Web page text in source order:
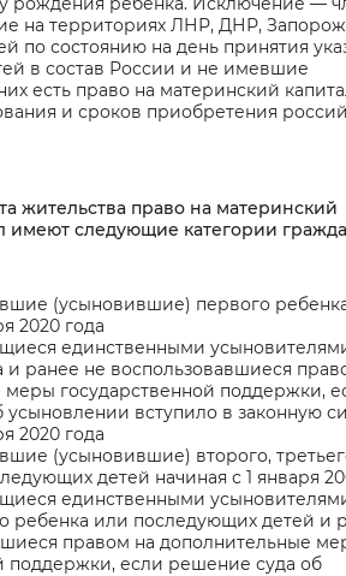
Изображения
Выключены
Звуковой ассистент
на территориях ЛНР, ДНР,
по состоянию на день принятия
в состав России и не имевшие
есть право на материнский
и сроков приобретения
жительства право на материнский
имеют следующие категории
(усыновившие) первого
2020 года
единственными
и ранее не воспользовавшиеся
государственной поддержки,
вступило в законную
2020 года
(усыновившие) второго,
детей начиная с 1 января
единственными
ребенка или последующих детей и
правом на дополнительные
поддержки, если решение суда об